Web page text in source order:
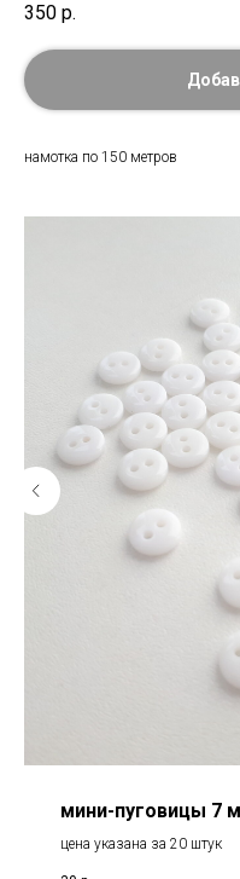
350 р.
намотка по 150 метров
мини-пуговицы 7
цена указана за 20 штук